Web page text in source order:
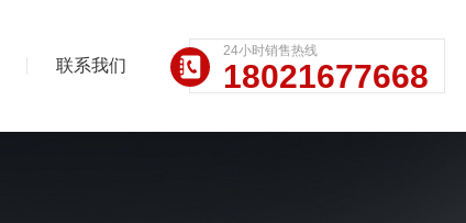
联系我们
24小时销售热线
18021677668